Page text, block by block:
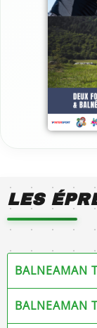
LES
BALNEAMAN
BALNEAMAN